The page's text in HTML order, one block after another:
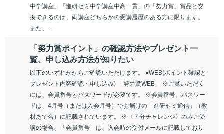
中学講座」「進研ゼミ中学講座中高一貫」の「努力賞」賞品と交
換できるのは、両講座どちらかの受講履歴のある方に限ります。
また、...
「努力賞ポイント」の確認方法やプレゼント一
覧、申し込み方法が知りたい
以下のいずれかからご確認いただけます。 ●WEB(ポイント確認と
プレゼント内容確認・申し込み) 「努力賞WEB」 ※ご覧いただく
には、会員番号とパスワードが必要です。 ※会員番号、パスワー
ドは、4月号（または入会月号）でお届けの「進研ゼミ通信」（教
材あて名）に記載されています。 ※〈７分チャレンジ〉のみご受
講の場合、「会員番号」は、入会時の受付メールに記載しており